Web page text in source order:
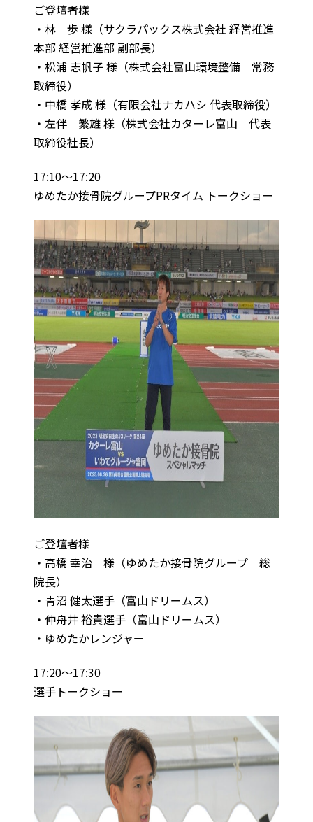
ご登壇者様
・林 歩 様（サクラパックス株式会社 経営推進
本部 経営推進部 副部長）
・松浦 志帆子 様（株式会社富山環境整備 常務
取締役）
・中橋 孝成 様（有限会社ナカハシ 代表取締役）
・左伴 繁雄 様（株式会社カターレ富山 代表
取締役社長）
17:10～17:20
ゆめたか接骨院グループPRタイム トークショー
ご登壇者様
・高橋 幸治 様（ゆめたか接骨院グループ 総
院長）
・青沼 健太選手（富山ドリームス）
・仲舟井 裕貴選手（富山ドリームス）
・ゆめたかレンジャー
17:20～17:30
選手トークショー